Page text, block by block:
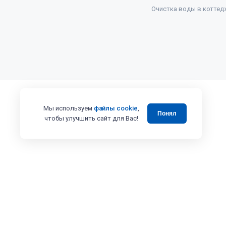
Очистка воды в
Мы используем файлы cookie,
чтобы улучшить сайт для Вас!
Понял